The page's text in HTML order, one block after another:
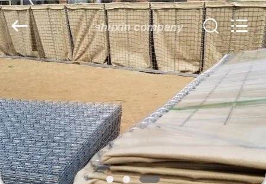
CASA.
PRODOTTI
CHI
SIAMO
KN
Wire
Mesh
Co.,
Ltd..
All
Rights
Reserved.